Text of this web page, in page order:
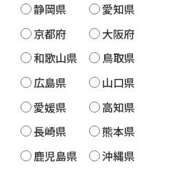
静岡県
愛知県
京都府
大阪府
和歌山県
鳥取県
広島県
山口県
愛媛県
高知県
長崎県
熊本県
鹿児島県 沖縄県